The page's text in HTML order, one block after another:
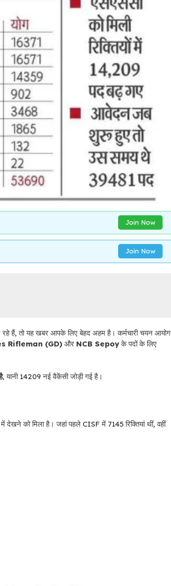
Join Now
Join Now
रहे हैं, तो यह खबर आपके लिए बेहद अहम है। कर्मचारी चयन आयोग
Rifleman (GD) और NCB Sepoyके पदों के लिए
, यानी 14209 नई वैकेंसी जोड़ी गई है।
को मिला है। जहां पहले CISF में 7145 रिक्तियां थीं, वहीं